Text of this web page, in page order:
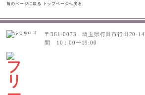
前のページに戻る
トップページへ戻る
〒361-0073 埼玉県行田市行田20-14
間 10：00〜19:00